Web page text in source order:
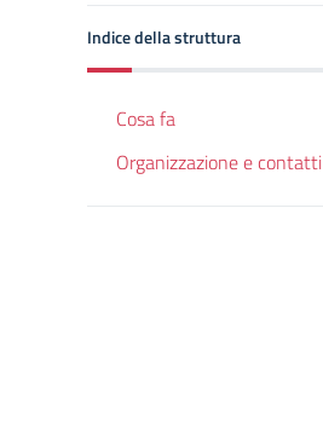
Indice della struttura
Cosa fa
Organizzazione e contatti